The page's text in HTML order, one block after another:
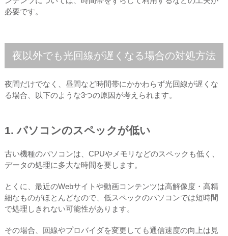
必要です。
夜以外でも光回線が遅くなる場合の対処方法
夜間だけでなく、昼間など時間帯にかかわらず光回線が遅くな
る場合、以下のような3つの原因が考えられます。
1. パソコンのスペックが低い
古い機種のパソコンは、CPUやメモリなどのスペックも低く、
データの処理に多大な時間を要します。
とくに、最近のWebサイトや動画コンテンツは高解像度・高精
細なものがほとんどなので、低スペックのパソコンでは短時間
で処理しきれない可能性があります。
その場合、回線やプロバイダを変更しても通信速度の向上は見